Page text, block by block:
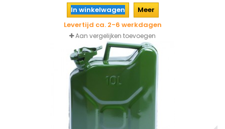
In winkelwagen
Meer
Levertijd ca. 2-6 werkdagen
Aan vergelijken toevoegen